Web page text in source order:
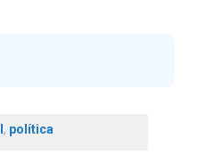
, política